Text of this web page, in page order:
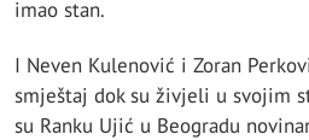
imao stan.
I Neven Kulenović i Zoran
smještaj dok su živjeli u svojim
su Ranku Ujić u Beogradu